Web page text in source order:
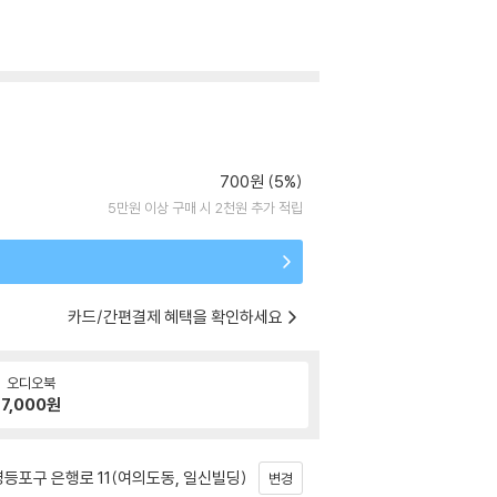
700원 (5%)
5만원 이상 구매 시 2천원 추가 적립
카드/간편결제 혜택을 확인하세요
오디오북
7,000원
포구 은행로 11(여의도동, 일신빌딩) 변경